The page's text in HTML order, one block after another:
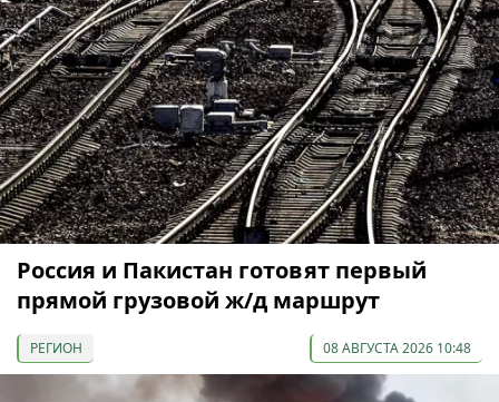
Россия и Пакистан готовят первый
прямой грузовой ж/д маршрут
РЕГИОН 08 АВГУСТА 2026 10:48